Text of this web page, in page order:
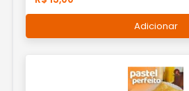
Adicionar